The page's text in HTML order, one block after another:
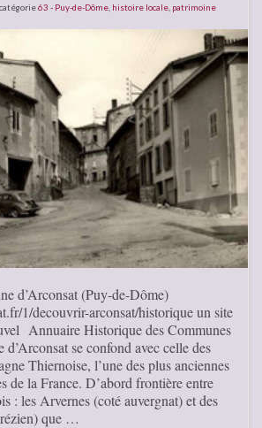
63 - Puy-de-Dôme histoire locale patrimoine
d’Arconsat (Puy-de-Dôme)
1/decouvrir-arconsat/historique un site
Annuaire Historique des Communes
d’Arconsat se confond avec celle des
Thiernoise, l’une des plus anciennes
de la France. D’abord frontière entre
: les Arvernes (coté auvergnat) et des
que …